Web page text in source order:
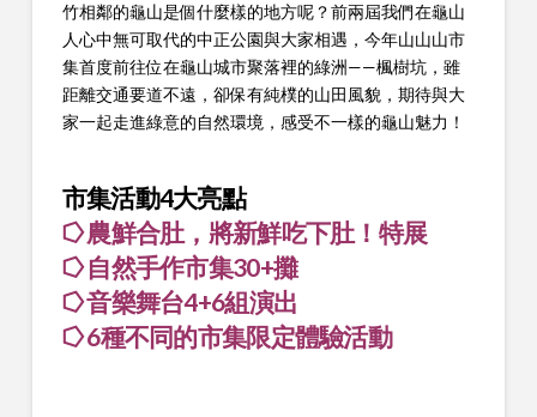
竹相鄰的龜山是個什麼樣的地方呢？前兩屆我們在龜山
人心中無可取代的中正公園與大家相遇，今年山山山市
集首度前往位在龜山城市聚落裡的綠洲——楓樹坑，雖
距離交通要道不遠，卻保有純樸的山田風貌，期待與大
家一起走進綠意的自然環境，感受不一樣的龜山魅力！
市集活動4大亮點
⭔ 農鮮合肚，將新鮮吃下肚！特展
⭔ 自然手作市集30+攤
⭔ 音樂舞台4+6組演出
⭔ 6種不同的市集限定體驗活動